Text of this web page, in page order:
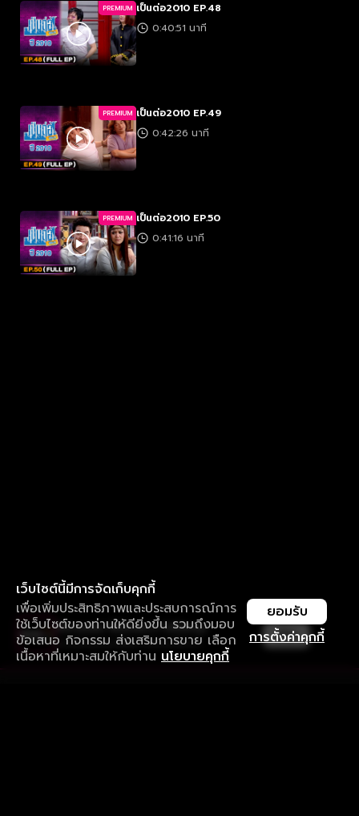
PREMIUM เป็นต่อ2010 EP.48
0:40:51 นาที
PREMIUM เป็นต่อ2010 EP.49
0:42:26 นาที
PREMIUM เป็นต่อ2010 EP.50
0:41:16 นาที
เว็บไซต์นี้มีการจัดเก็บคุกกี้
เพื่อเพิ่มประสิทธิภาพและประสบการณ์การ
ใช้เว็บไซต์ของท่านให้ดียิ่งขึ้น รวมถึงมอบ
ข้อเสนอ กิจกรรม ส่งเสริมการขาย เลือก
เนื้อหาที่เหมาะสมให้กับท่าน นโยบายคุกกี้
การตั้งค่าคุกกี้
ยอมรับ
ใช้งานแอป ลื่นไหลกว่า ไม่มีสะดุด
ดาวน์โหลดแอปเพื่อการรับชมที่ดีกว่า เปิด